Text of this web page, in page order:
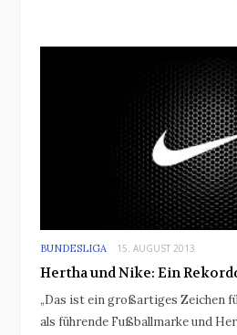
BUNDESLIGA 15. AUGUST 2013
Hertha und Nike: Ein
„Das ist ein großartiges Zeichen
als führende Fußballmarke und